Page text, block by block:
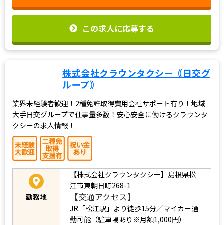
この求人に応募する
株式会社クラウンタクシー｟日交グ
ループ｠
業界未経験者歓迎！2種免許取得費用会社サポート有り！地域
大手日交グループで仕事量多数！安心安全に働けるクラウンタ
クシーの求人情報！
勤務地
【株式会社クラウンタクシー】島根県松
江市東朝日町268-1
【交通アクセス】
JR「松江駅」より徒歩15分／マイカー通
勤可能（駐車場あり※月額1,000円）